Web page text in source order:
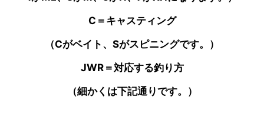
C＝キャスティング
（Cがベイト、Sがスピニングです。）
JWR＝対応する釣り方
（細かくは下記通りです。）